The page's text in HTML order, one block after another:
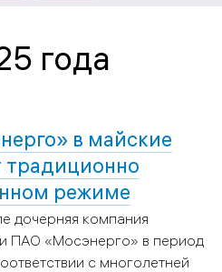
года
в майские
традиционно
режиме
дочерняя компания
ПАО «Мосэнерго» в период
с многолетней